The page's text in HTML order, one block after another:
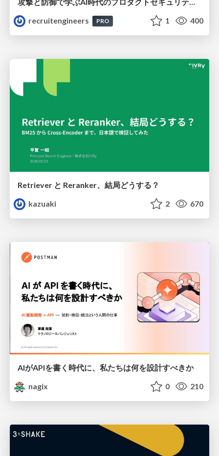
recruitengineers
PRO 1 400
Retriever と Reranker、結局どうする？
kazuaki
2 670
AIがAPIを書く時代に、私たちは何を設計すべきか
nagix
0 210